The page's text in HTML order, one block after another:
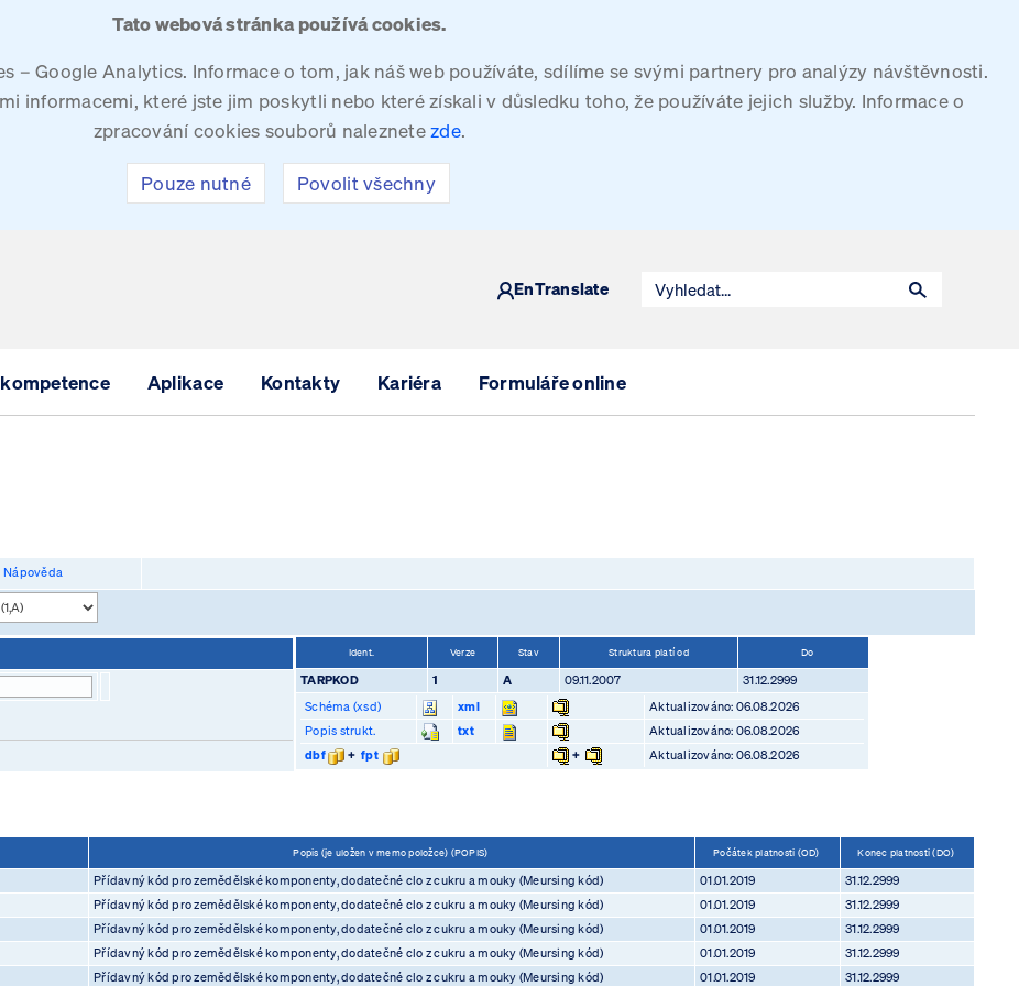
Tato webová stránka používá cookies.
– Google Analytics. Informace o tom, jak náš web používáte, sdílíme se svými partnery pro analýzy návštěvnosti.
informacemi, které jste jim poskytli nebo které získali v důsledku toho, že používáte jejich služby. Informace o
zpracování cookies souborů naleznetezde.
Pouze nutné Povolit všechny
EnTranslate
Aplikace Kontakty Kariéra Formuláře online
Ident. Verze Stav Struktura platí od Do
TARPKOD 1 A 09.11.2007
31.12.2999
Schéma (xsd)
xml
Aktualizováno: 06.08.2026
Popis strukt.
txt
Aktualizováno: 06.08.2026
dbf
+ fpt + Aktualizováno: 06.08.2026
Popis (je uložen v memo položce) (POPIS) Počátek platnosti (OD) Konec platnosti (DO)
Přídavný kód pro zemědělské komponenty, dodatečné clo z cukru a mouky (Meursing kód) 01.01.2019
31.12.2999
Přídavný kód pro zemědělské komponenty, dodatečné clo z cukru a mouky (Meursing kód) 01.01.2019
31.12.2999
Přídavný kód pro zemědělské komponenty, dodatečné clo z cukru a mouky (Meursing kód) 01.01.2019
31.12.2999
Přídavný kód pro zemědělské komponenty, dodatečné clo z cukru a mouky (Meursing kód) 01.01.2019
31.12.2999
Přídavný kód pro zemědělské komponenty, dodatečné clo z cukru a mouky (Meursing kód) 01.01.2019
31.12.2999